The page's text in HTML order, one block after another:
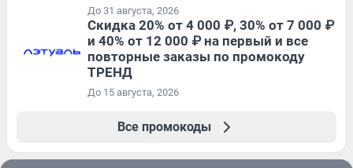
До 31 августа, 2026
Скидка 20% от 4 000 ₽, 30% от 7 000 ₽
и 40% от 12 000 ₽ на первый и все
повторные заказы по промокоду
ТРЕНД
До 15 августа, 2026
Все промокоды